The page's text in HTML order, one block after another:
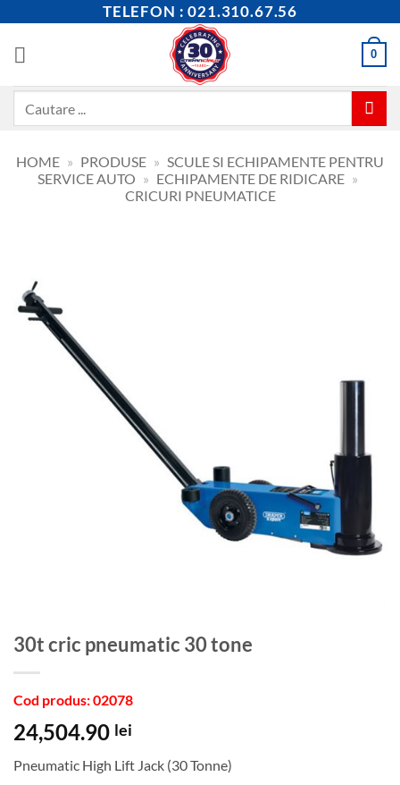
content
TELEFON : 021.310.67.56
0
HOME » PRODUSE » SCULE SI ECHIPAMENTE PENTRU
SERVICE AUTO » ECHIPAMENTE DE RIDICARE »
CRICURI PNEUMATICE
30t cric pneumatic 30 tone
Cod produs: 02078
24,504.90 lei
Pneumatic High Lift Jack (30 Tonne)